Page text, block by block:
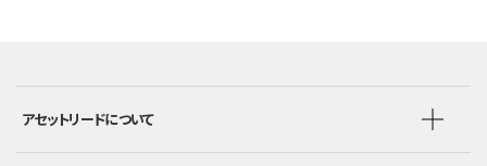
アセットリードについて